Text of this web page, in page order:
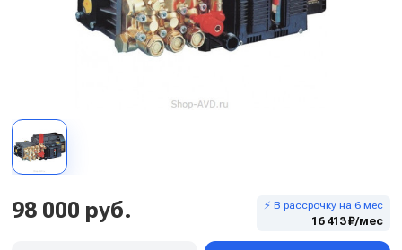
98 000 руб. ⚡ В рассрочку на 6 мес
16 413 ₽/мес